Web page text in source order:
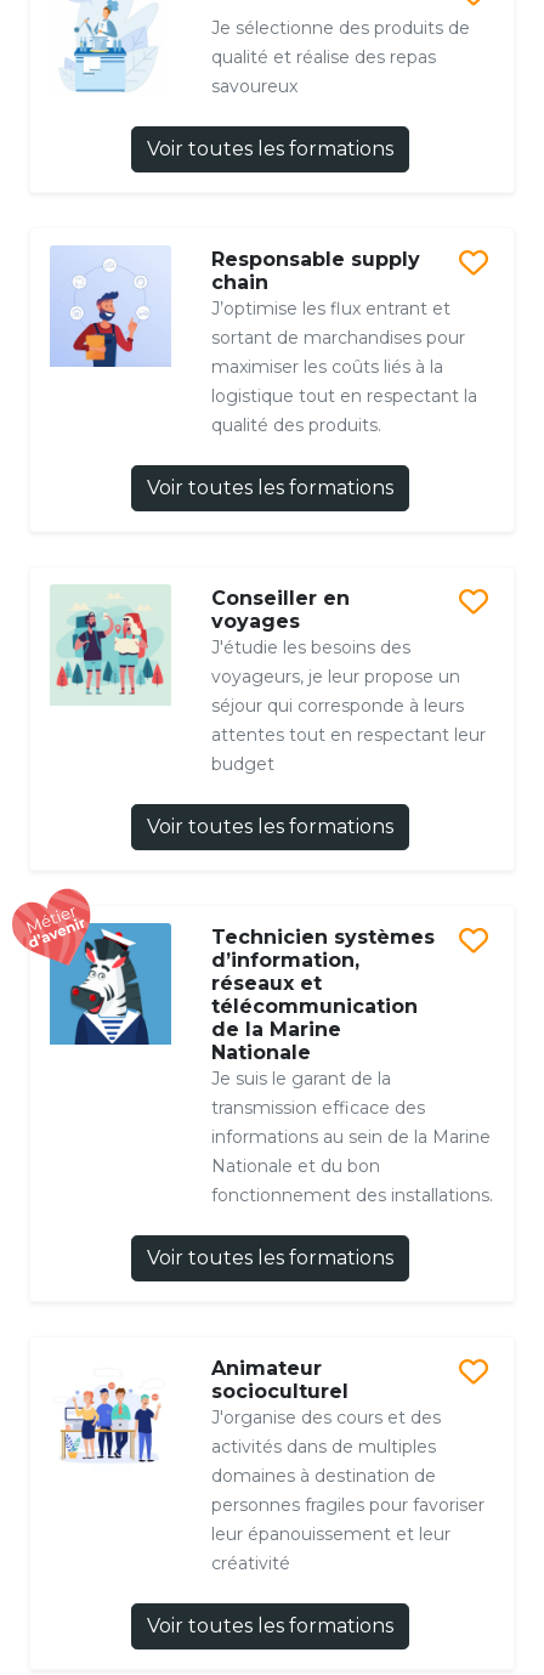
Je sélectionne des produits de
qualité et réalise des repas
savoureux
Voir toutes les formations
Responsable supply
chain
J’optimise les flux entrant et
sortant de marchandises pour
maximiser les coûts liés à la
logistique tout en respectant la
qualité des produits.
Voir toutes les formations
Conseiller en
voyages
J'étudie les besoins des
voyageurs, je leur propose un
séjour qui corresponde à leurs
attentes tout en respectant leur
budget
Voir toutes les formations
Technicien systèmes
d’information,
réseaux et
télécommunication
de la Marine
Nationale
Je suis le garant de la
transmission efficace des
informations au sein de la Marine
Nationale et du bon
fonctionnement des installations.
Voir toutes les formations
Animateur
socioculturel
J'organise des cours et des
activités dans de multiples
domaines à destination de
personnes fragiles pour favoriser
leur épanouissement et leur
créativité
Voir toutes les formations